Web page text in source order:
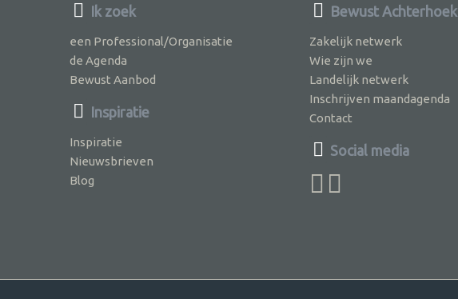
Ik zoek
een Professional/Organisatie
de Agenda
Bewust Aanbod
Inspiratie
Inspiratie
Nieuwsbrieven
Blog
Bewust Achterhoek
Zakelijk netwerk
Wie zijn we
Landelijk netwerk
Inschrijven maandagenda
Contact
Social media